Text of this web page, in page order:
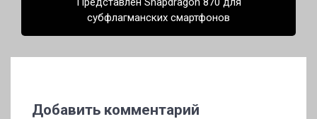
субфлагманских смартфонов
Добавить комментарий